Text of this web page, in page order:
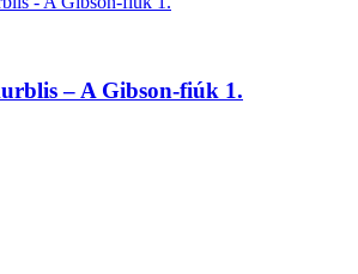
– A Gibson-fiúk 1.